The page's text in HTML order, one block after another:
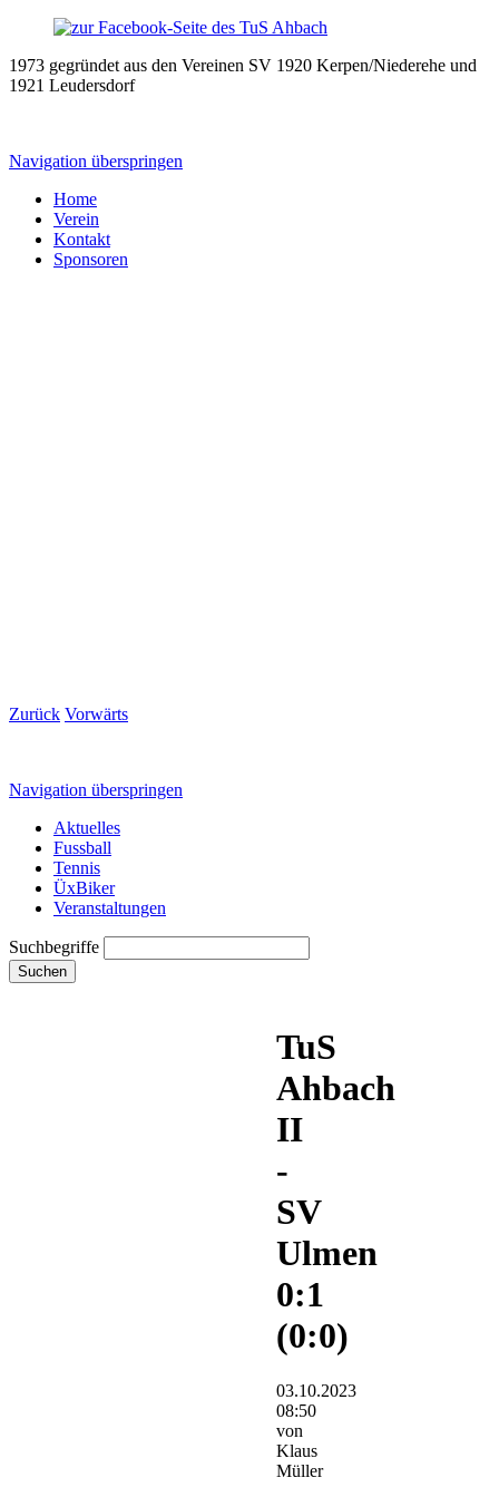
1973 gegründet aus den Vereinen SV 1920 Kerpen/Niederehe und
1921 Leudersdorf
Navigation überspringen
Home
Verein
Kontakt
Sponsoren
Zurück Vorwärts
Navigation überspringen
Aktuelles
Fussball
Tennis
ÜxBiker
Veranstaltungen
Suchbegriffe
Suchen
TuS
Ahbach
II
-
SV
Ulmen
0:1
(0:0)
03.10.2023
08:50
von
Klaus
Müller